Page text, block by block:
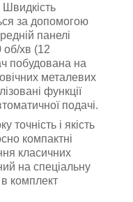
за допомогою
панелі
об/хв (12
побудована на
металевих
функції
подачі.
точність і якість
компактні
класичних
на спеціальну
комплект